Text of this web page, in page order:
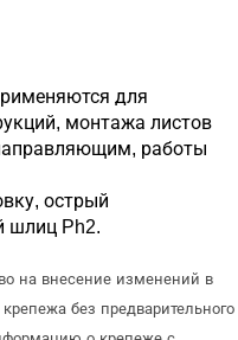
для
монтажа листов
работы
острый
шлиц Ph2.
на внесение изменений в
без предварительного